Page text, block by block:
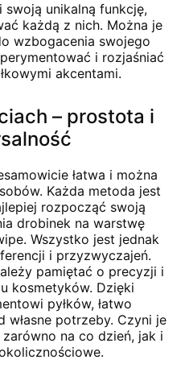
swoją unikalną funkcję,
każdą z nich. Można je
wzbogacenia swojego
i rozjaśniać
akcentami.
– prostota i
łatwa i można
Każda metoda jest
rozpocząć swoją
drobinek na warstwę
Wszystko jest jednak
i przyzwyczajeń.
pamiętać o precyzji i
kosmetyków. Dzięki
pyłków, łatwo
potrzeby. Czyni je
na co dzień, jak i